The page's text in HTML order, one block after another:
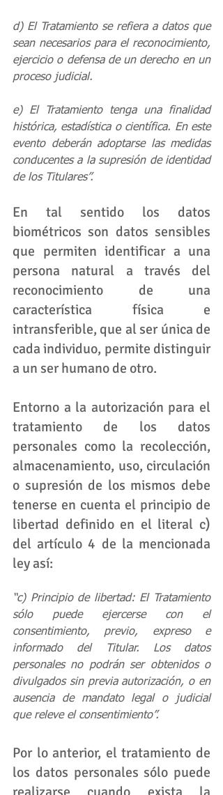
d) El Tratamiento se refiera a datos que
sean necesarios para el reconocimiento,
ejercicio o defensa de un derecho en un
proceso judicial.
e) El Tratamiento tenga una finalidad
histórica, estadística o científica. En este
evento deberán adoptarse las medidas
conducentes a la supresión de identidad
de los Titulares”.
En tal sentido los datos
biométricos son datos sensibles
que permiten identificar a una
persona natural a través del
reconocimiento de una
característica física e
intransferible, que al ser única de
cada individuo, permite distinguir
a un ser humano de otro.
Entorno a la autorización para el
tratamiento de los datos
personales como la recolección,
almacenamiento, uso, circulación
o supresión de los mismos debe
tenerse en cuenta el principio de
libertad definido en el literal c)
del artículo 4 de la mencionada
ley así:
“c) Principio de libertad: El Tratamiento
sólo puede ejercerse con el
consentimiento, previo, expreso e
informado del Titular. Los datos
personales no podrán ser obtenidos o
divulgados sin previa autorización, o en
ausencia de mandato legal o judicial
que releve el consentimiento”.
Por lo anterior, el tratamiento de
los datos personales sólo puede